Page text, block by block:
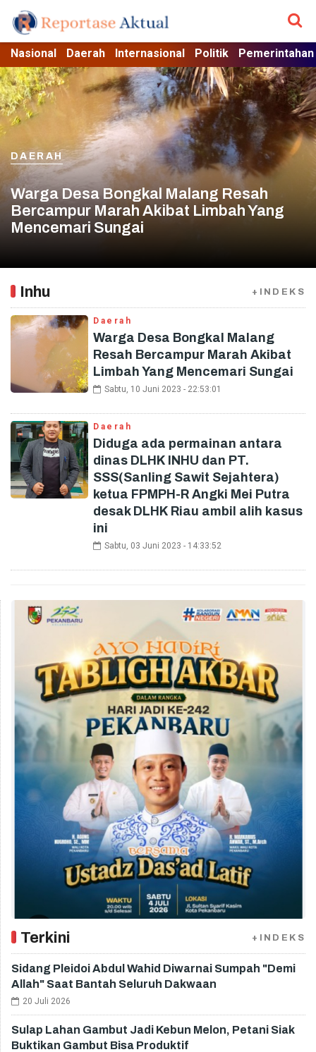
Nasional Daerah Internasional Politik Pemerintahan
DAERAH
Warga Desa Bongkal Malang Resah
Bercampur Marah Akibat Limbah Yang
Mencemari Sungai
Inhu +INDEKS
Daerah
Warga Desa Bongkal Malang
Resah Bercampur Marah Akibat
Limbah Yang Mencemari Sungai
Sabtu, 10 Juni 2023 - 22:53:01
Daerah
Diduga ada permainan antara
dinas DLHK INHU dan PT.
SSS(Sanling Sawit Sejahtera)
ketua FPMPH-R Angki Mei Putra
desak DLHK Riau ambil alih kasus
ini
Sabtu, 03 Juni 2023 - 14:33:52
Terkini +INDEKS
Sidang Pleidoi Abdul Wahid Diwarnai Sumpah "Demi
Allah" Saat Bantah Seluruh Dakwaan
20 Juli 2026
Sulap Lahan Gambut Jadi Kebun Melon, Petani Siak
Buktikan Gambut Bisa Produktif